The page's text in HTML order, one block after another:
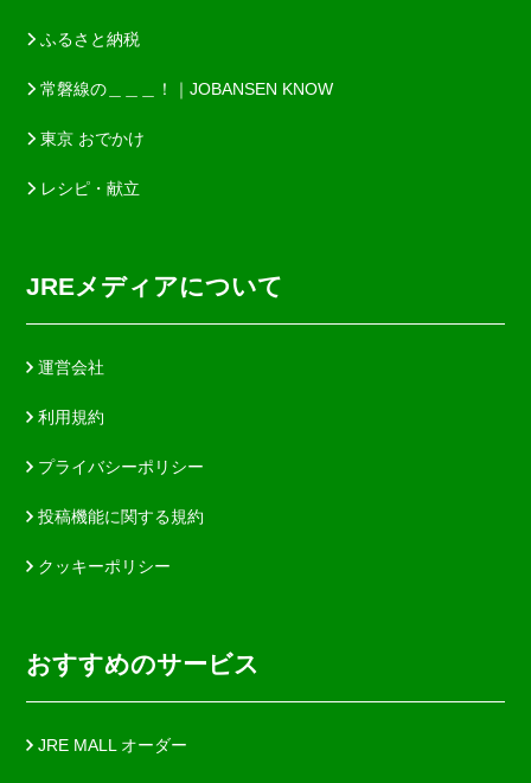
ふるさと納税
常磐線の＿＿＿！｜JOBANSEN KNOW
東京 おでかけ
レシピ・献立
JREメディアについて
運営会社
利用規約
プライバシーポリシー
投稿機能に関する規約
クッキーポリシー
おすすめのサービス
JRE MALL オーダー